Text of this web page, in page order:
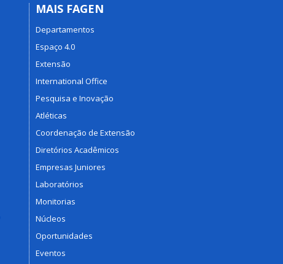
MAIS FAGEN
Departamentos
Espaço 4.0
Extensão
International Office
Pesquisa e Inovação
Atléticas
Coordenação de Extensão
Diretórios Acadêmicos
Empresas Juniores
Laboratórios
Monitorias
Núcleos
Oportunidades
Eventos